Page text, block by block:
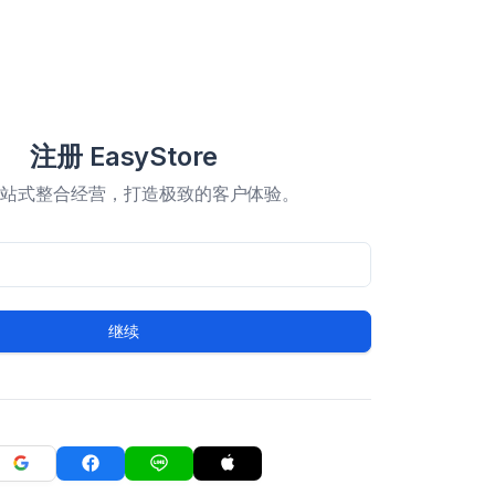
注册 EasyStore
式整合经营，打造极致的客户体验。
继续